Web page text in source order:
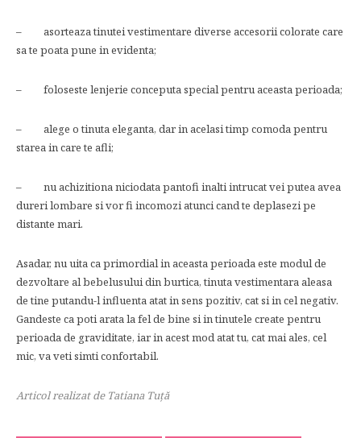
– asorteaza tinutei vestimentare diverse accesorii colorate care
sa te poata pune in evidenta;
– foloseste lenjerie conceputa special pentru aceasta perioada;
– alege o tinuta eleganta, dar in acelasi timp comoda pentru
starea in care te afli;
– nu achizitiona niciodata pantofi inalti intrucat vei putea avea
dureri lombare si vor fi incomozi atunci cand te deplasezi pe
distante mari.
Asadar, nu uita ca primordial in aceasta perioada este modul de
dezvoltare al bebelusului din burtica, tinuta vestimentara aleasa
de tine putandu-l influenta atat in sens pozitiv, cat si in cel negativ.
Gandeste ca poti arata la fel de bine si in tinutele create pentru
perioada de graviditate, iar in acest mod atat tu, cat mai ales, cel
mic, va veti simti confortabil.
Articol realizat de Tatiana Tuţă